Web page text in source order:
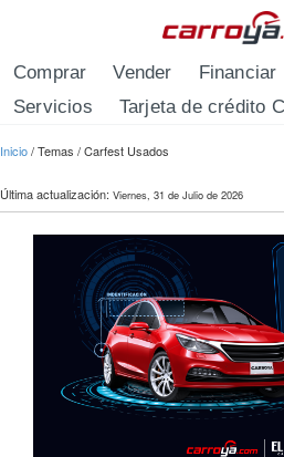
Comprar Vender Financiar
Servicios
Tarjeta de crédito
Se encuentra usted aquí
Inicio/Temas /Carfest Usados
Última actualización: Viernes, 31 de Julio de 2026